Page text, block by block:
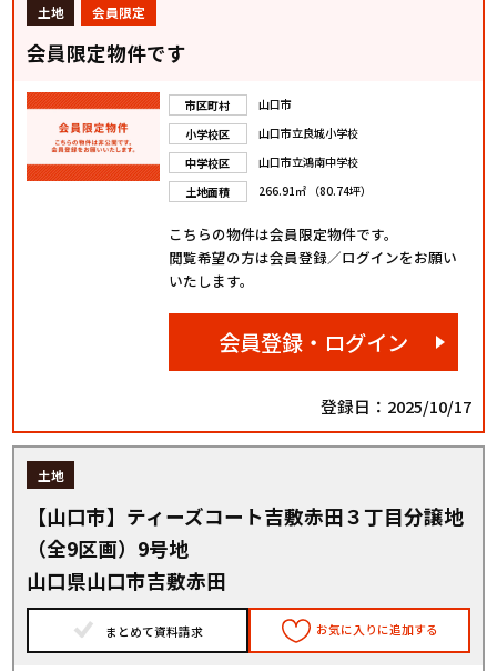
土地 会員限定
会員限定物件です
市区町村
山口市
小学校区
山口市立良城小学校
中学校区
山口市立鴻南中学校
土地面積
266.91㎡ （80.74坪）
こちらの物件は会員限定物件です。
閲覧希望の方は会員登録／ログインをお願い
いたします。
会員登録・ログイン
登録日：2025/10/17
土地
【山口市】ティーズコート吉敷赤田３丁目分譲地
（全9区画）9号地
山口県山口市吉敷赤田
まとめて資料請求 お気に入りに追加する